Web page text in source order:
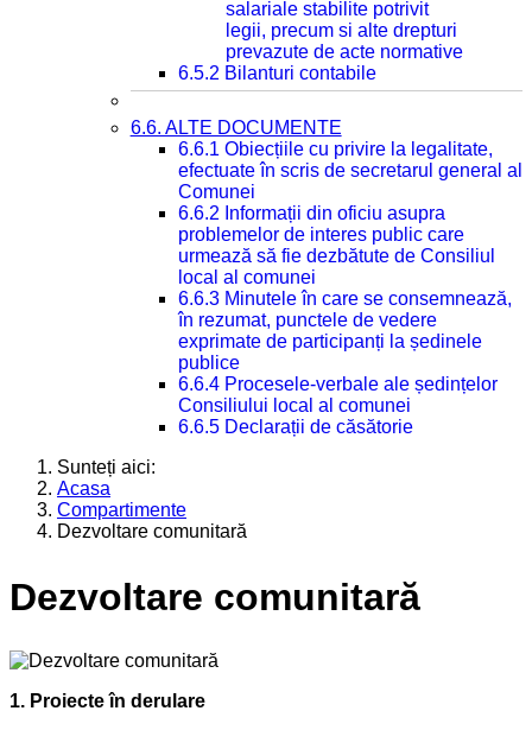
salariale stabilite potrivit
legii, precum si alte drepturi
prevazute de acte normative
6.5.2 Bilanturi contabile
6.6. ALTE DOCUMENTE
6.6.1 Obiecțiile cu privire la legalitate,
efectuate în scris de secretarul general al
Comunei
6.6.2 Informații din oficiu asupra
problemelor de interes public care
urmează să fie dezbătute de Consiliul
local al comunei
6.6.3 Minutele în care se consemnează,
în rezumat, punctele de vedere
exprimate de participanți la ședinele
publice
6.6.4 Procesele-verbale ale ședințelor
Consiliului local al comunei
6.6.5 Declarații de căsătorie
Sunteți aici:
Acasa
Compartimente
Dezvoltare comunitară
Dezvoltare comunitară
1. Proiecte în derulare